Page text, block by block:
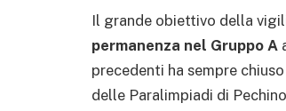
Il grande obiettivo della
permanenza nel Gruppo A
precedenti ha sempre
delle Paralimpiadi di